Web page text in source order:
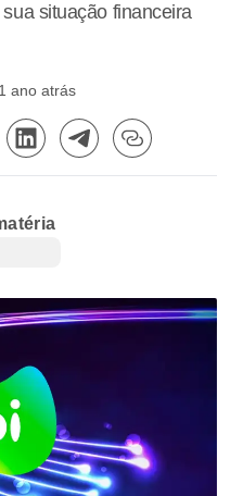
situação financeira
ano atrás